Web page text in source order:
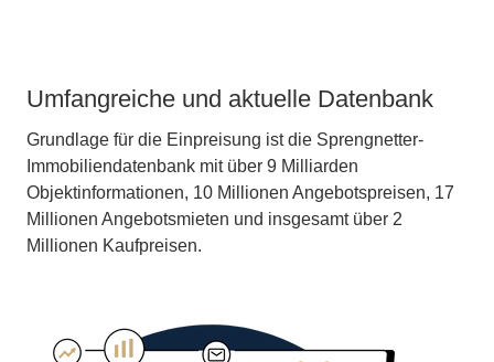
Umfangreiche und aktuelle Datenbank
Grundlage für die Einpreisung ist die Sprengnetter-
Immobiliendatenbank mit über 9 Milliarden
Objektinformationen, 10 Millionen Angebotspreisen, 17
Millionen Angebotsmieten und insgesamt über 2
Millionen Kaufpreisen.